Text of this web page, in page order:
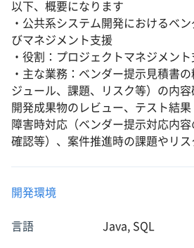
以下、概要になります
・公共系システム開発におけるベ
びマネジメント支援
・役割：プロジェクトマネジメント
・主な業務：ベンダー提示見積書
ジュール、課題、リスク等）の内容
開発成果物のレビュー、テスト結果
障害時対応（ベンダー提示対応内
確認等）、案件推進時の課題やリ
開発環境
言語 Java, SQL